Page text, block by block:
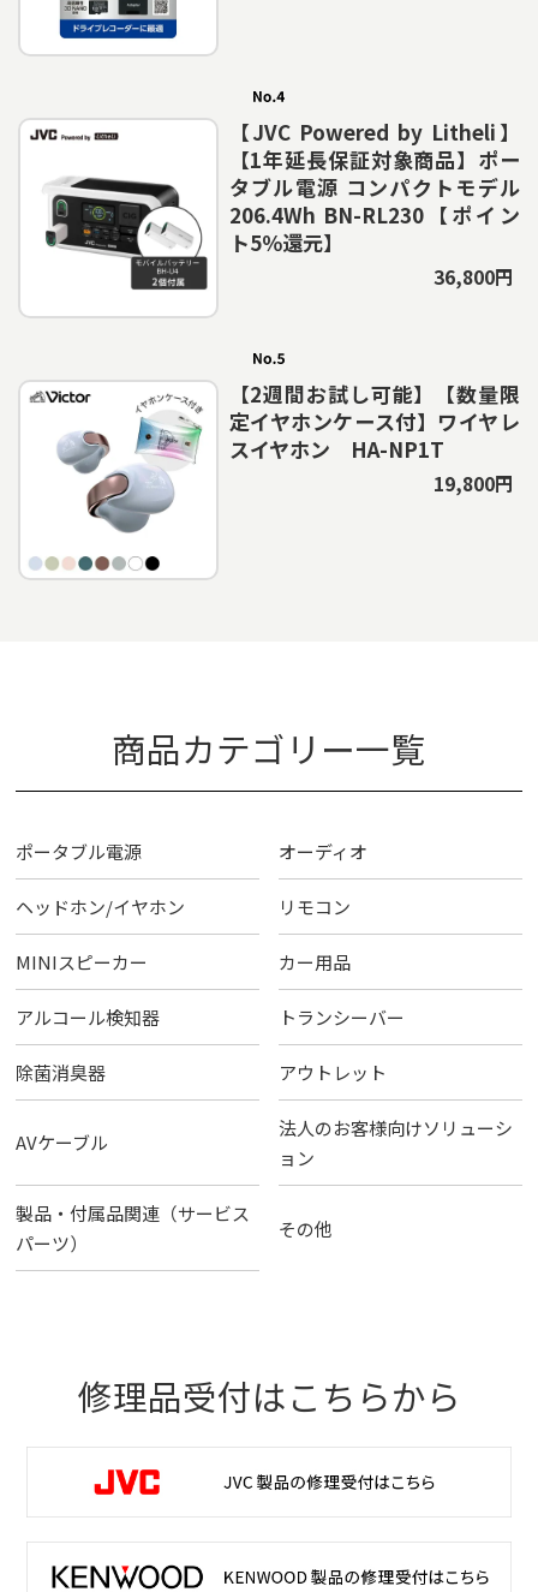
【JVC Powered by Litheli】
【1年延長保証対象商品】ポー
タブル電源 コンパクトモデル
206.4Wh BN-RL230【ポイン
ト5％還元】
36,800円
【2週間お試し可能】【数量限
定イヤホンケース付】ワイヤレ
スイヤホン HA-NP1T
19,800円
商品カテゴリー一覧
ポータブル電源 オーディオ
ヘッドホン/イヤホン リモコン
MINIスピーカー カー用品
アルコール検知器 トランシーバー
除菌消臭器 アウトレット
AVケーブル
法人のお客様向けソリューシ
ョン
製品・付属品関連（サービス
パーツ）
その他
修理品受付はこちらから